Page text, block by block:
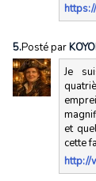
5.Posté par
Je
et
cette
http://